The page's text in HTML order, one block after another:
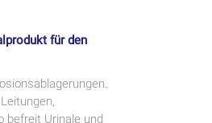
für den
befreit Urinale und